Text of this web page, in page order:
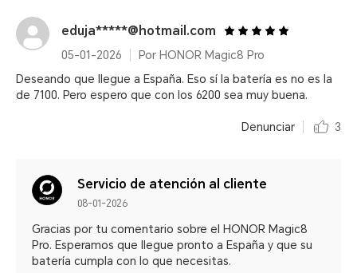
eduja*****@hotmail.com
05-01-2026
Por HONOR Magic8 Pro
Deseando que llegue a España. Eso sí la batería es no es la
de 7100. Pero espero que con los 6200 sea muy buena.
Denunciar 3
Servicio de atención al cliente
08-01-2026
Gracias por tu comentario sobre el HONOR Magic8
Pro. Esperamos que llegue pronto a España y que su
batería cumpla con lo que necesitas.